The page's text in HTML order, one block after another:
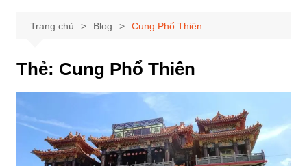
Trang chủ Blog Cung Phổ Thiên
Thẻ: Cung Phổ Thiên